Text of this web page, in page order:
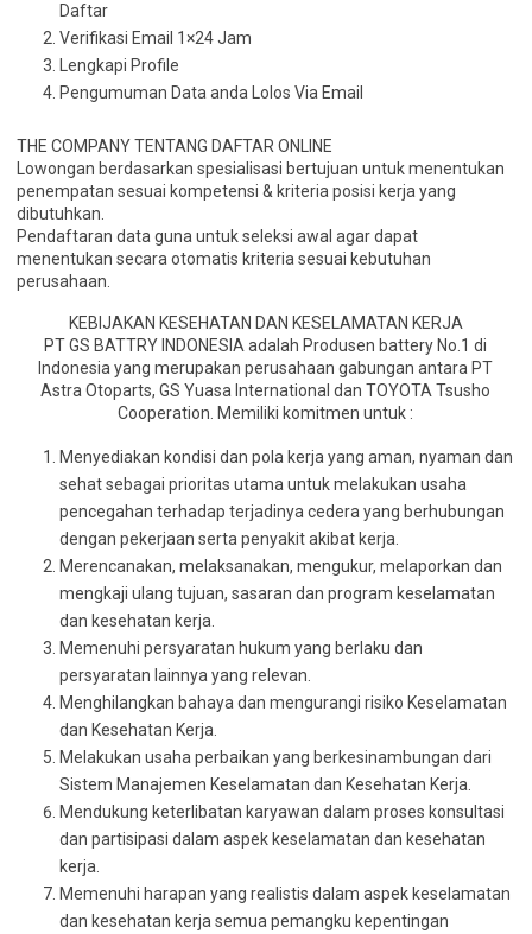
Daftar
Verifikasi Email 1×24 Jam
Lengkapi Profile
Pengumuman Data anda Lolos Via Email
THE COMPANY TENTANG DAFTAR ONLINE
Lowongan berdasarkan spesialisasi bertujuan untuk menentukan
penempatan sesuai kompetensi & kriteria posisi kerja yang
dibutuhkan.
Pendaftaran data guna untuk seleksi awal agar dapat
menentukan secara otomatis kriteria sesuai kebutuhan
perusahaan.
KEBIJAKAN KESEHATAN DAN KESELAMATAN KERJA
PT GS BATTRY INDONESIA adalah Produsen battery No.1 di
Indonesia yang merupakan perusahaan gabungan antara PT
Astra Otoparts, GS Yuasa International dan TOYOTA Tsusho
Cooperation. Memiliki komitmen untuk :
Menyediakan kondisi dan pola kerja yang aman, nyaman dan
sehat sebagai prioritas utama untuk melakukan usaha
pencegahan terhadap terjadinya cedera yang berhubungan
dengan pekerjaan serta penyakit akibat kerja.
Merencanakan, melaksanakan, mengukur, melaporkan dan
mengkaji ulang tujuan, sasaran dan program keselamatan
dan kesehatan kerja.
Memenuhi persyaratan hukum yang berlaku dan
persyaratan lainnya yang relevan.
Menghilangkan bahaya dan mengurangi risiko Keselamatan
dan Kesehatan Kerja.
Melakukan usaha perbaikan yang berkesinambungan dari
Sistem Manajemen Keselamatan dan Kesehatan Kerja.
Mendukung keterlibatan karyawan dalam proses konsultasi
dan partisipasi dalam aspek keselamatan dan kesehatan
kerja.
Memenuhi harapan yang realistis dalam aspek keselamatan
dan kesehatan kerja semua pemangku kepentingan